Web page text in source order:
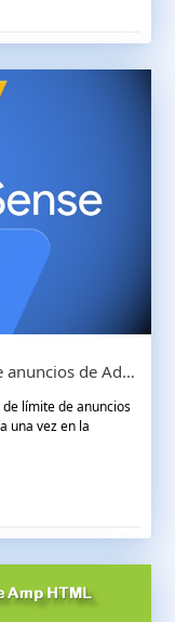
Google elimina la política de límite de anuncios de AdSense
límite de anuncios
una vez en la